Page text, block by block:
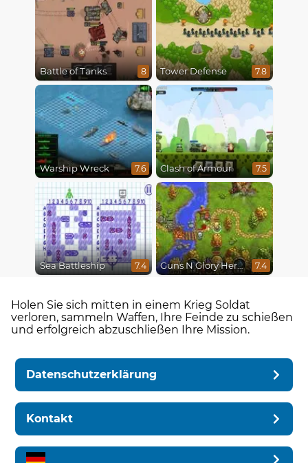
Battle of Tanks 8 Tower Defense 7.8
Warship Wreck 7.6 Clash of Armour 7.5
Sea Battleship 7.4 Guns N Glory Heroes 7.4
Holen Sie sich mitten in einem Krieg Soldat
verloren, sammeln Waffen, Ihre Feinde zu schießen
und erfolgreich abzuschließen Ihre Mission.
Datenschutzerklärung
Kontakt